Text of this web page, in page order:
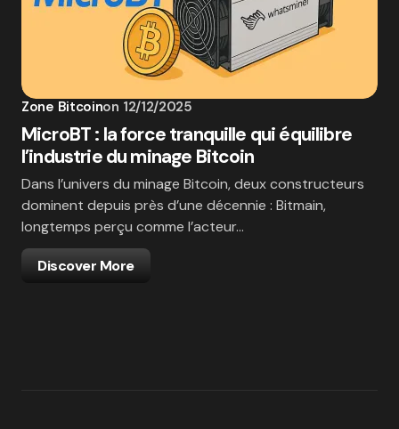
Zone Bitcoinon 12/12/2025
MicroBT : la force tranquille qui équilibre
l’industrie du minage Bitcoin
Dans l’univers du minage Bitcoin, deux constructeurs
dominent depuis près d’une décennie : Bitmain,
longtemps perçu comme l’acteur…
Discover More